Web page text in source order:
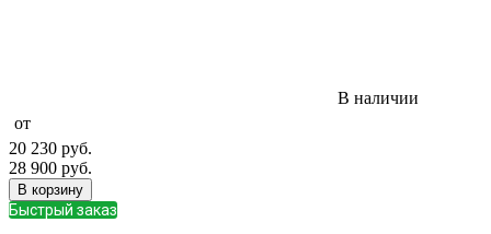
В наличии
от
20 230 руб.
28 900 руб.
В корзину
Быстрый заказ